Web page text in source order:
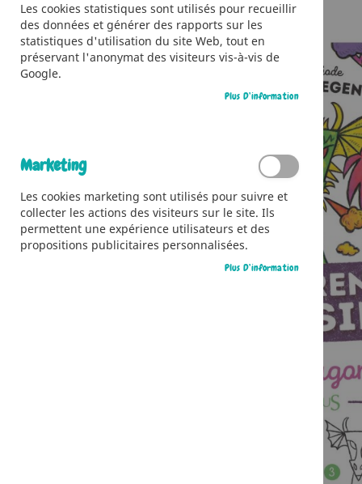
to
the
end
of
Les cookies statistiques sont utilisés pour recueillir
des données et générer des rapports sur les
statistiques d'utilisation du site Web, tout en
préservant l'anonymat des visiteurs vis-à-vis de
Google.
Plus D’information
Marketing
Les cookies marketing sont utilisés pour suivre et
collecter les actions des visiteurs sur le site. Ils
permettent une expérience utilisateurs et des
propositions publicitaires personnalisées.
Plus D’information